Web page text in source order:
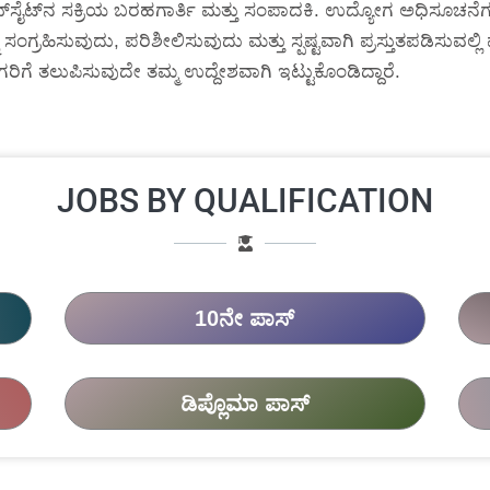
ಸಕ್ರಿಯ ಬರಹಗಾರ್ತಿ ಮತ್ತು ಸಂಪಾದಕಿ. ಉದ್ಯೋಗ
ಸಂಗ್ರಹಿಸುವುದು, ಪರಿಶೀಲಿಸುವುದು ಮತ್ತು ಸ್ಪಷ್ಟವಾಗಿ
ತಲುಪಿಸುವುದೇ ತಮ್ಮ ಉದ್ದೇಶವಾಗಿ ಇಟ್ಟುಕೊಂಡಿದ್ದಾರೆ.
JOBS BY QUALIFICATION
10ನೇ ಪಾಸ್
ಡಿಪ್ಲೊಮಾ ಪಾಸ್